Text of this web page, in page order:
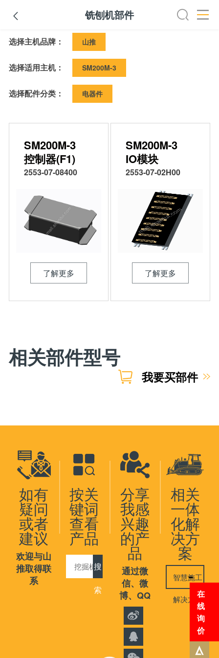
 铣刨机部件
推土机底盘件 推土机易损件
选择主机品牌： 山推
选择适用主机： SM200M-3
选择配件分类： 电器件
SM200M-3
控制器(F1)
2553-07-08400
了解更多
SM200M-3
IO模块
2553-07-02H00
了解更多
相关部件型号
我要买部件
如有
疑问
或者
建议
欢迎与山
推取得联
系
按关
键词
查看
产品
搜
索
分享
我感
兴趣
的产
品
通过微
信、微
博、QQ
相关
一体
化解
决方
案
智慧施工
解决方案
在
线
询
价